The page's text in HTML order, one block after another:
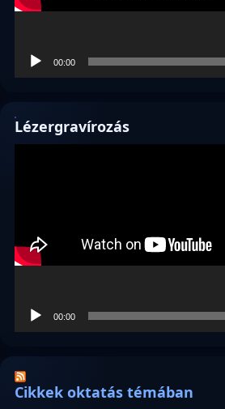
00:00
Lézergravírozás
00:00
Cikkek oktatás témában